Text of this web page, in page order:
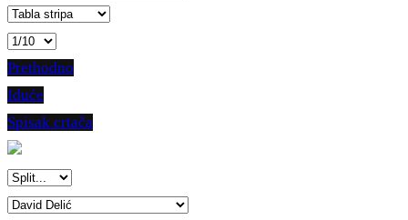
Prethodno
Iduće
Spisak crtača